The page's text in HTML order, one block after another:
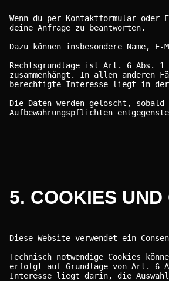
Wenn du per Kontaktformular
deine Anfrage zu beantworten.
Dazu können insbesondere Name,
Rechtsgrundlage ist Art. 6 Abs. 1
zusammenhängt. In allen
berechtigte Interesse liegt in der
Die Daten werden gelöscht,
Aufbewahrungspflichten
5. COOKIES UND
Diese Website verwendet ein
Technisch notwendige Cookies
erfolgt auf Grundlage von Art. 6
Interesse liegt darin, die